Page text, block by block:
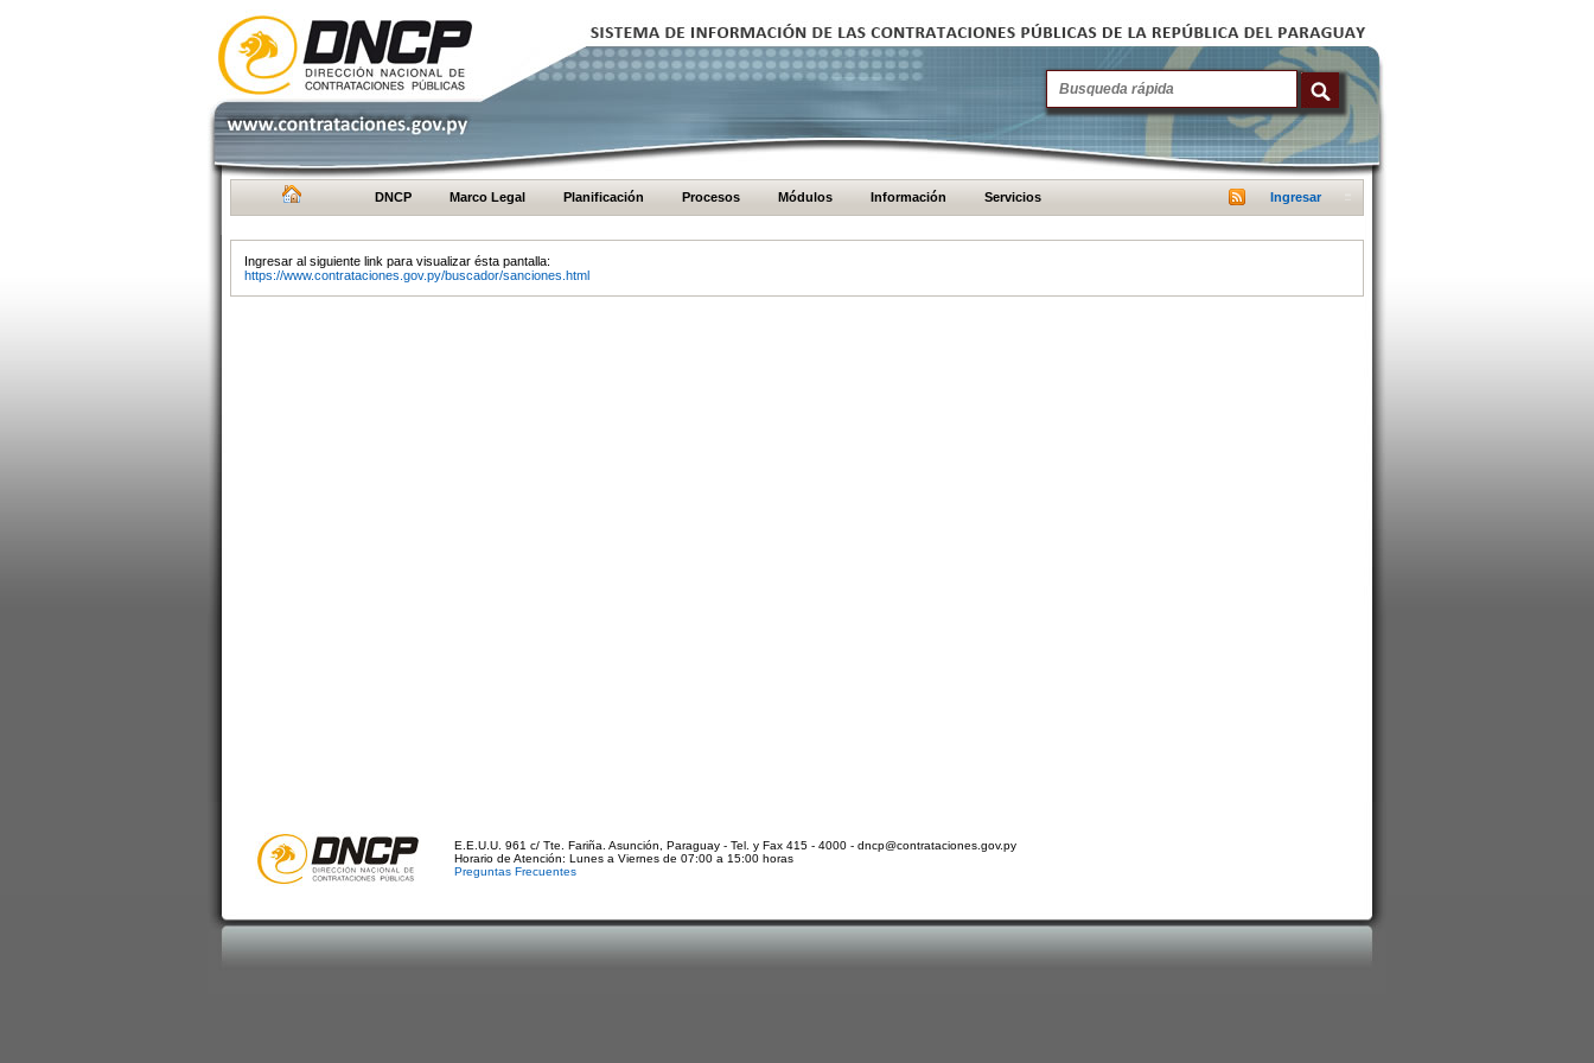
DNCP Marco Legal Planificación Procesos Módulos Información Servicios Ingresar
Ingresar al siguiente link para visualizar ésta pantalla:
https://www.contrataciones.gov.py/buscador/sanciones.html
E.E.U.U. 961 c/ Tte. Fariña. Asunción, Paraguay - Tel. y Fax 415 - 4000 - dncp@contrataciones.gov.py
Horario de Atención: Lunes a Viernes de 07:00 a 15:00 horas
Preguntas Frecuentes